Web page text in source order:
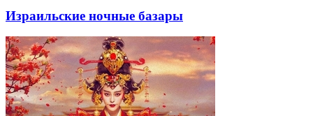
Израильские ночные базары